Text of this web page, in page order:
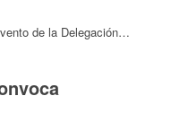
de la Delegación…